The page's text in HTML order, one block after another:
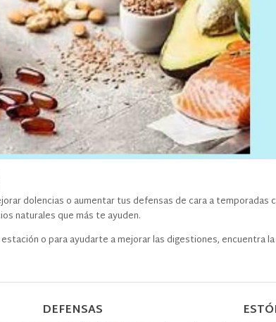
dolencias o aumentar tus defensas de cara a temporadas
naturales que más te ayuden.
o para ayudarte a mejorar las digestiones, encuentra
DEFENSAS